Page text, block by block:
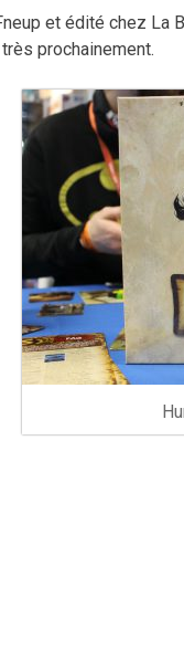
et édité chez
prochainement.